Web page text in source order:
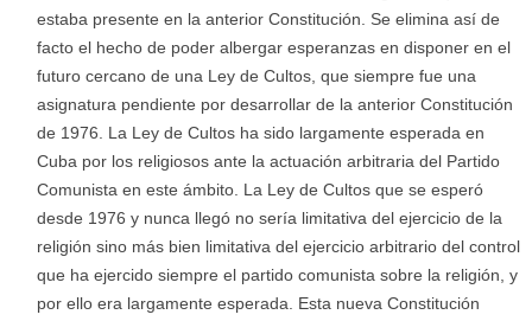
estaba presente en la anterior Constitución. Se elimina así de
facto el hecho de poder albergar esperanzas en disponer en el
futuro cercano de una Ley de Cultos, que siempre fue una
asignatura pendiente por desarrollar de la anterior Constitución
de 1976. La Ley de Cultos ha sido largamente esperada en
Cuba por los religiosos ante la actuación arbitraria del Partido
Comunista en este ámbito. La Ley de Cultos que se esperó
desde 1976 y nunca llegó no sería limitativa del ejercicio de la
religión sino más bien limitativa del ejercicio arbitrario del control
que ha ejercido siempre el partido comunista sobre la religión, y
por ello era largamente esperada. Esta nueva Constitución